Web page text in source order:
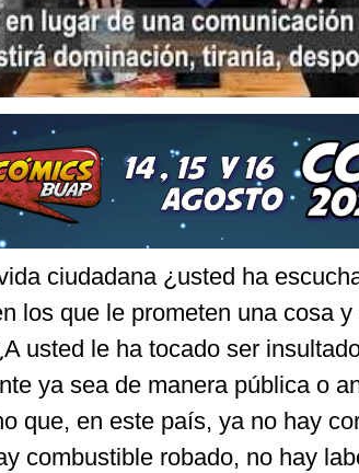
ciudadana ¿usted ha
los que le prometen una cosa
usted le ha tocado ser
ya sea de manera pública o
que, en este país, ya no hay
combustible robado, no hay